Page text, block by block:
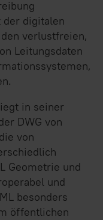
der digitalen
verlustfreien,
Leitungsdaten
in seiner
DWG von
von
Geometrie und
und
besonders
öffentlichen